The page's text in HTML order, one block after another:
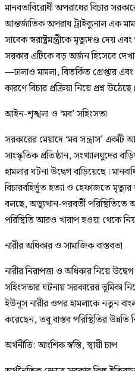
মানবতাবিরোধী অপরাধের বিচার
আন্তর্জাতিক অপরাধ ট্রাইব্যুনাল এক
সাবেক স্বরাষ্ট্রমন্ত্রীকে মৃত্যুদণ্ড দেয়
সরকার এটিকে বড় অর্জন হিসেবে
—ঢালাও মামলা, বিতর্কিত গ্রেপ্তার
কারণে বিচার প্রক্রিয়া নিয়ে প্রশ্ন উঠেছে।
আইন-শৃঙ্খলা ও ‘মব’ সহিংসতা
সরকারের মেয়াদে ‘মব সন্ত্রাস’
সাংস্কৃতিক প্রতিষ্ঠান, সংখ্যালঘুদের
হামলার ঘটনা উদ্বেগ বাড়িয়েছে।
বিচারবহির্ভূত হত্যা ও হেফাজতে
বলছে, অভ্যুত্থান-পরবর্তী
পরিস্থিতি আরও খারাপ হওয়া থেকে
নারীর অধিকার ও সামাজিক বাস্তবতা
নারীর নিরাপত্তা ও অধিকার নিয়ে
সহিংসতার ঘটনায় সরকারের ভূমিকা
ইউনূস নারীর ওপর হামলাকে নতুন
করেছেন, তবু বাস্তব পরিস্থিতির উন্নতি
অর্থনীতি: আংশিক স্বস্তি, স্থায়ী চাপ